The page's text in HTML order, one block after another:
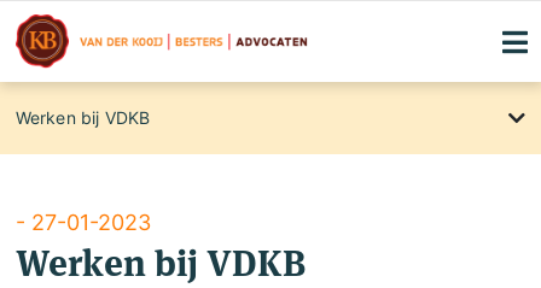
Werken bij VDKB
About
Blog
Maandelijkse kennismakingslunches
- 27-01-2023
Werken bij VDKB